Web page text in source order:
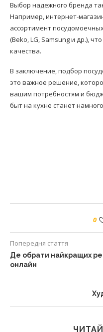
Выбор надежного бренда
Например, интернет-
ассортимент
(Beko, LG, Samsung и др.),
качества.
В заключение, подбор
это важное решение,
вашим потребностям и
быт на кухне станет
0
Попередня стаття
Де обрати найкращих
онлайн